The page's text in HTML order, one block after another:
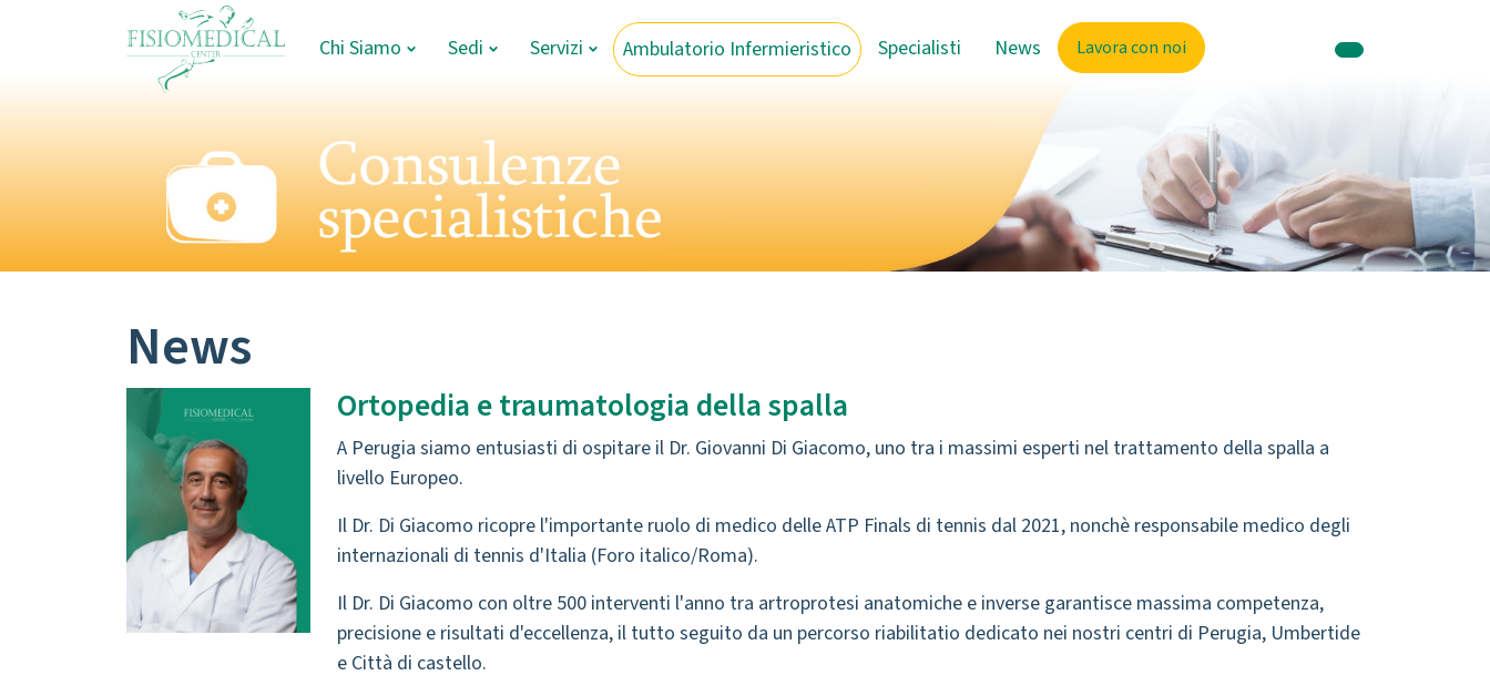
Chi Siamo Sedi Servizi Ambulatorio Infermieristico Specialisti News Lavora con noi
News
Ortopedia e traumatologia della spalla
A Perugia siamo entusiasti di ospitare il Dr. Giovanni Di Giacomo, uno tra i massimi esperti nel trattamento della spalla a
livello Europeo.
Il Dr. Di Giacomo ricopre l'importante ruolo di medico delle ATP Finals di tennis dal 2021, nonchè responsabile medico degli
internazionali di tennis d'Italia (Foro italico/Roma).
Il Dr. Di Giacomo con oltre 500 interventi l'anno tra artroprotesi anatomiche e inverse garantisce massima competenza,
precisione e risultati d'eccellenza, il tutto seguito da un percorso riabilitatio dedicato nei nostri centri di Perugia, Umbertide
e Città di castello.